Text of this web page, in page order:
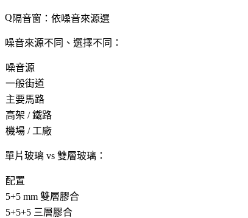
隔音窗：依噪音來源選
噪音來源不同、選擇不同：
噪音源
一般街道
主要馬路
高架 / 鐵路
機場 / 工廠
單片玻璃 vs 雙層玻璃 ：
配置
5+5 mm 雙層膠合
5+5+5 三層膠合